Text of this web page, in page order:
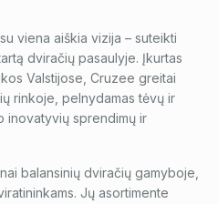
viena aiškia vizija – suteikti
dviračių pasaulyje. Įkurtas
Valstijose, Cruzee greitai
rinkoje, pelnydamas tėvų ir
inovatyvių sprendimų ir
balansinių dviračių gamyboje,
Jų asortimente